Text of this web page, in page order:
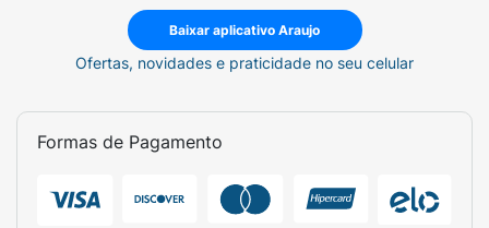
Baixar aplicativo Araujo
Ofertas, novidades e praticidade no seu celular
Formas de Pagamento